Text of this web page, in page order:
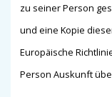
zu seiner Person
und eine Kopie
Europäische
Person Auskunft